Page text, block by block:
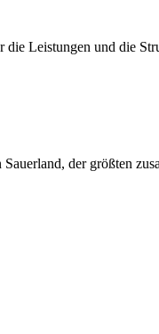
die Leistungen und die
der größten